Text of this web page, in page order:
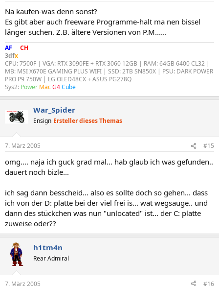
Na kaufen-was denn sonst?
Es gibt aber auch freeware Programme-halt ma nen bissel
länger suchen. Z.B. ältere Versionen von P.M......
AF
CH
3dfx
CPU: 7500F | VGA: RTX 3090FE + RTX 3060 12GB | RAM: 64GB 6400 CL32 |
MB: MSI X670E GAMING PLUS WIFI | SSD: 2TB SN850X | PSU: DARK POWER
PRO P9 750W | LG OLED48CX + ASUS PG278Q
Sys2: Power MacG4Cube
War_Spider
Ensign Ersteller dieses Themas
7. März 2005 #15
omg.... naja ich guck grad mal... hab glaub ich was gefunden..
dauert noch bizle...
ich sag dann besscheid... also es sollte doch so gehen... dass
ich von der D: platte bei der viel frei is... wat wegsauge.. und
dann des stückchen was nun "unlocated" ist... der C: platte
zuweise oder??
h1tm4n
Rear Admiral
7. März 2005 #16